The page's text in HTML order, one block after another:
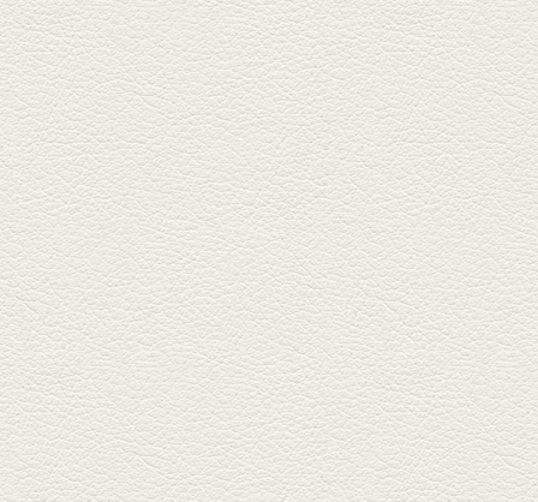
『富富飯店 新市街酒家』へ。２
階に...
2026年1月9日放送
酢だこ＆焼ぎょうざ
健軍で人吉の有名店のぎょうざ
を！『松龍軒健軍店』で、味わ
いの刻...
2025年12月19日放送
おばんざい三種盛＆麻婆
豆腐
東区月出『中華酒場アガレヤ』
は、スパイスが効いた一味違う
中華が...
2025年11月28日放送
ごま鯛＆牛すじ大根
名店揃いの並木坂ドルハウスビ
ルに今年生まれた新たな名店、
『家庭...